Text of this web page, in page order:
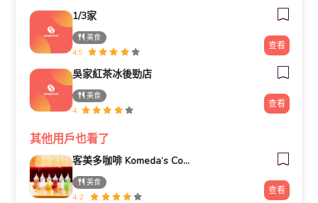
1/3家
美食
4.9
查看
吳家紅茶冰後勁店
美食
4
查看
其他用戶也看了
客美多咖啡 Komeda‘s Coffee - 台南小北店
美食
4.2
查看